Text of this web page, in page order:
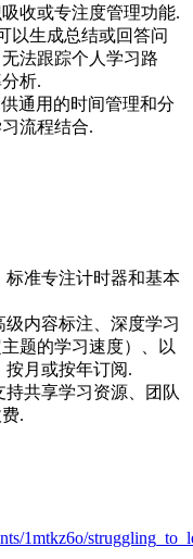
收或专注度管理功能.
以生成总结或回答问
法跟踪个人学习路
析.
通用的时间管理和分
流程结合.
准专注计时器和基本
内容标注、深度学习
题的学习速度）、以
按月或按年订阅.
共享学习资源、团队
.
1mtkz6o/